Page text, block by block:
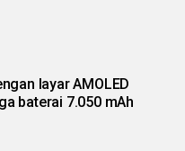
layar AMOLED
baterai 7.050 mAh